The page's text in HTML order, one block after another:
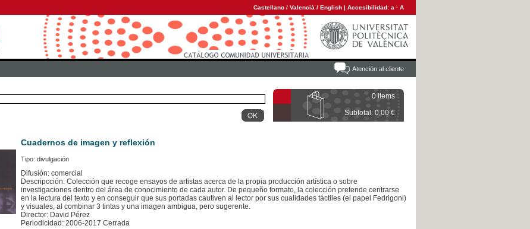
Castellano / Valencià / English | Accesibilidad: a · A
Atención al cliente
0 items
Subtotal: 0,00 €
Cuadernos de imagen y reflexión
Tipo: divulgación
Difusión: comercial
Descripcción: Colección que recoge ensayos de artistas acerca de la propia producción artística o sobre
investigaciones dentro del área de conocimiento de cada autor. De pequeño formato, la colección pretende centrarse
en la lectura del texto y en conseguir que sus portadas cautiven al lector por sus cualidades táctiles (el papel Fedrigoni)
y visuales, al combinar 3 tintas y una imagen ambigua, pero sugerente.
Director: David Pérez
Periodicidad: 2006-2017 Cerrada